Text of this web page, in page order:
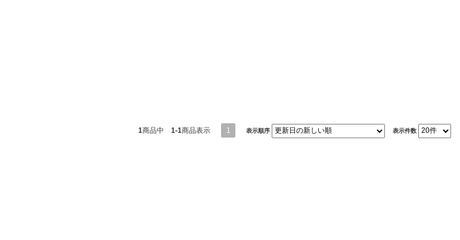
1商品中 1-1商品表示 1 表示順序 表示件数